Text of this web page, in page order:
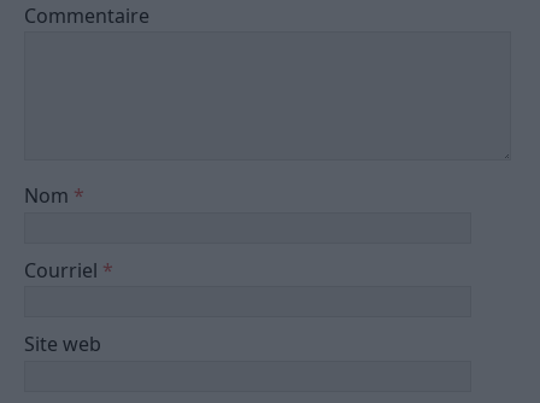
Commentaire
Nom *
Courriel *
Site web